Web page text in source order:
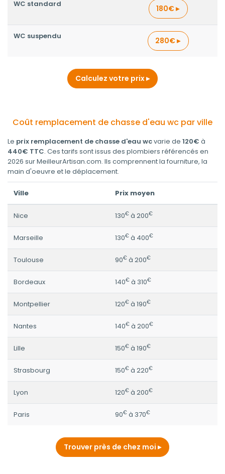
WC standard 180€
WC suspendu 280€
Calculez votre prix
Coût remplacement de chasse d'eau wc par ville
Le prix remplacement de chasse d'eau wcvarie de 120€ à
440€ TTC. Ces tarifs sont issus des plombiers référencés en
2026 sur MeilleurArtisan.com. Ils comprennent la fourniture, la
main d'oeuvre et le déplacement.
Ville Prix moyen
Nice 130€ à 200€
Marseille 130€ à 400€
Toulouse 90€ à 200€
Bordeaux 140€ à 310€
Montpellier 120€ à 190€
Nantes 140€ à 200€
Lille 150€ à 190€
Strasbourg 150€ à 220€
Lyon 120€ à 200€
Paris 90€ à 370€
Trouver près de chez moi